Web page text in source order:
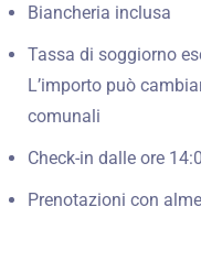
Biancheria inclusa
Tassa di soggiorno
L’importo può
comunali
Check-in dalle ore
Prenotazioni con
Check-in